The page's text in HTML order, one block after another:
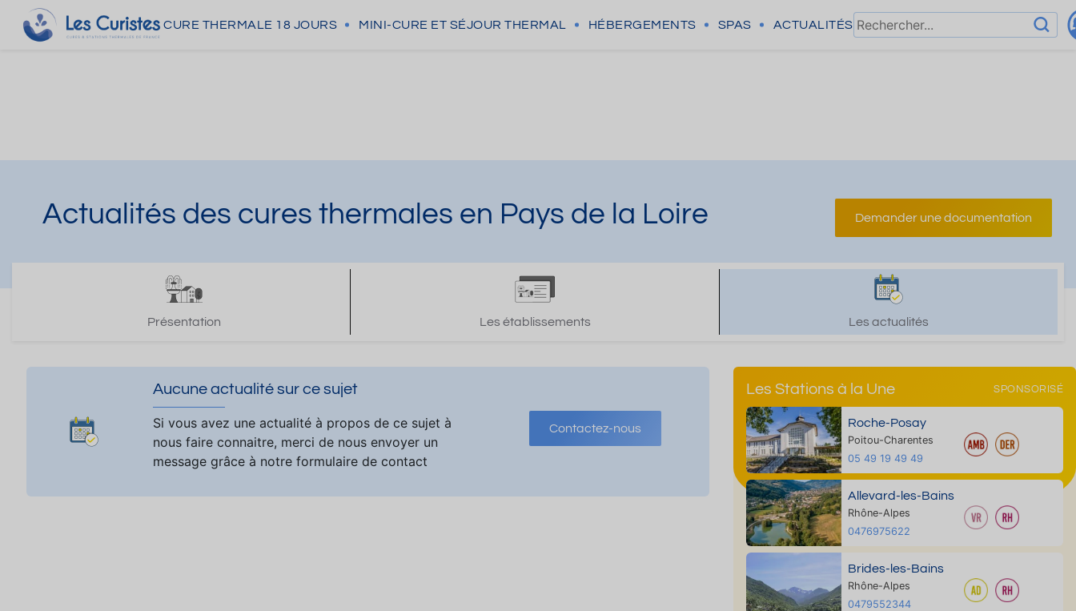
CURE THERMALE 18 JOURS MINI-CURE ET SÉJOUR THERMAL HÉBERGEMENTS SPAS ACTUALITÉS
Actualités des cures thermales en Pays de la Loire Demander une documentation
Présentation Les établissements Les actualités
Aucune actualité sur ce sujet
Si vous avez une actualité à propos de ce sujet à
nous faire connaitre, merci de nous envoyer un
message grâce à notre formulaire de contact
Contactez-nous
Les Stations à la Une SPONSORISÉ
Roche-Posay
Poitou-Charentes
05 49 19 49 49
Allevard-les-Bains
Rhône-Alpes
0476975622
Brides-les-Bains
Rhône-Alpes
0479552344